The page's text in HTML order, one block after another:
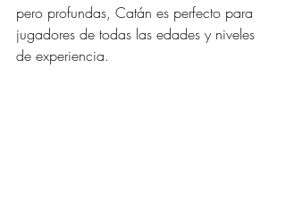
pero profundas, Catán es perfecto para
jugadores de todas las edades y niveles
de experiencia.